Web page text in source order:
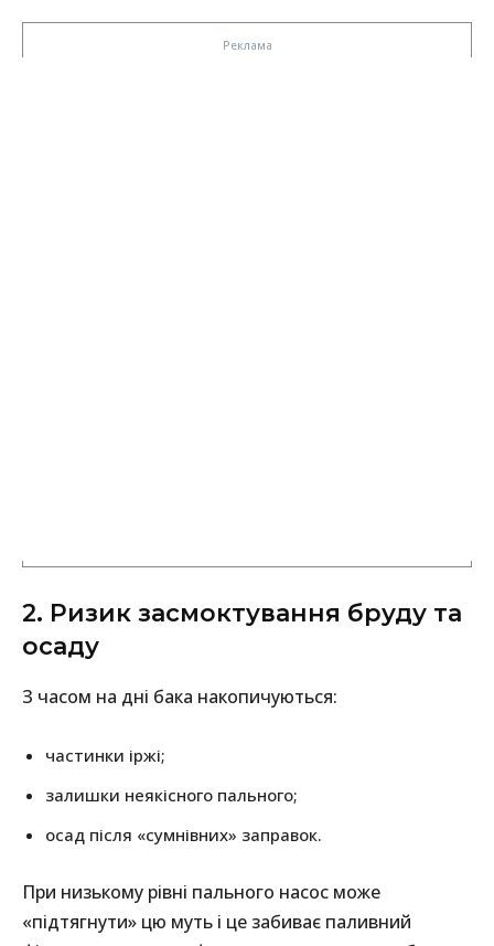
2. Ризик засмоктування бруду та
осаду
З часом на дні бака накопичуються:
частинки іржі;
залишки неякісного пального;
осад після «сумнівних» заправок.
При низькому рівні пального насос може
«підтягнути» цю муть і це забиває паливний